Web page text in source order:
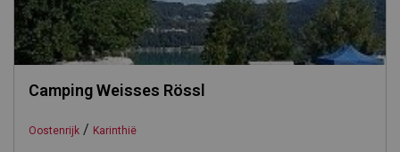
Camping Weisses Rössl
Oostenrijk / Karinthië